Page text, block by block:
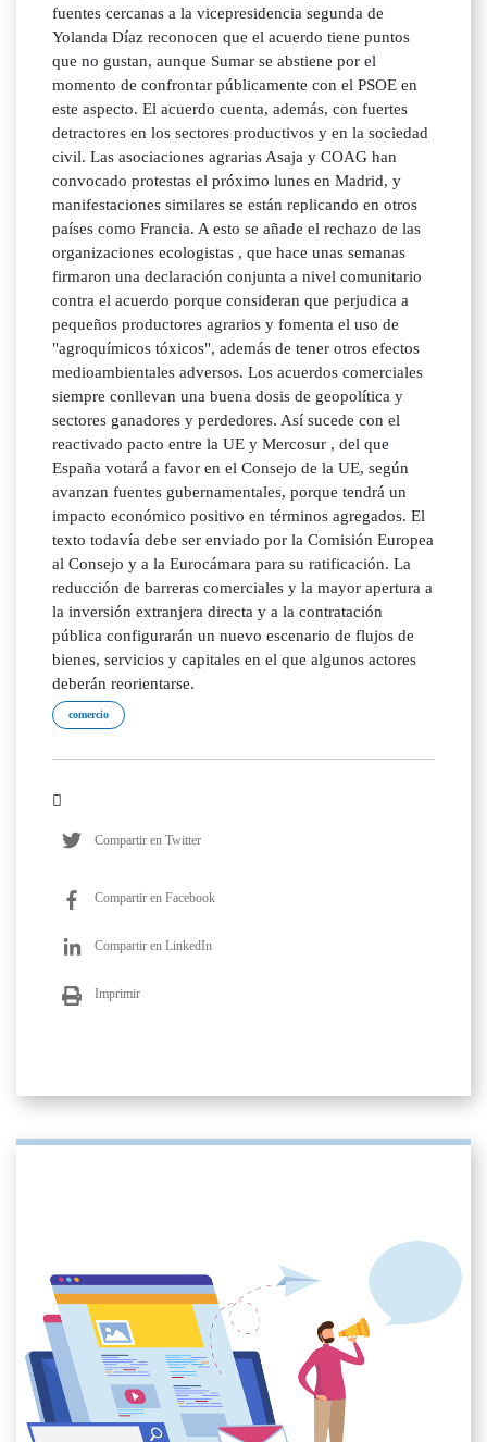
fuentes cercanas a la vicepresidencia segunda de
Yolanda Díaz reconocen que el acuerdo tiene puntos
que no gustan, aunque Sumar se abstiene por el
momento de confrontar públicamente con el PSOE en
este aspecto. El acuerdo cuenta, además, con fuertes
detractores en los sectores productivos y en la sociedad
civil. Las asociaciones agrarias Asaja y COAG han
convocado protestas el próximo lunes en Madrid, y
manifestaciones similares se están replicando en otros
países como Francia. A esto se añade el rechazo de las
organizaciones ecologistas , que hace unas semanas
firmaron una declaración conjunta a nivel comunitario
contra el acuerdo porque consideran que perjudica a
pequeños productores agrarios y fomenta el uso de
"agroquímicos tóxicos", además de tener otros efectos
medioambientales adversos. Los acuerdos comerciales
siempre conllevan una buena dosis de geopolítica y
sectores ganadores y perdedores. Así sucede con el
reactivado pacto entre la UE y Mercosur , del que
España votará a favor en el Consejo de la UE, según
avanzan fuentes gubernamentales, porque tendrá un
impacto económico positivo en términos agregados. El
texto todavía debe ser enviado por la Comisión Europea
al Consejo y a la Eurocámara para su ratificación. La
reducción de barreras comerciales y la mayor apertura a
la inversión extranjera directa y a la contratación
pública configurarán un nuevo escenario de flujos de
bienes, servicios y capitales en el que algunos actores
deberán reorientarse.
comercio
Compartir en Twitter
Compartir en Facebook
Compartir en LinkedIn
Imprimir